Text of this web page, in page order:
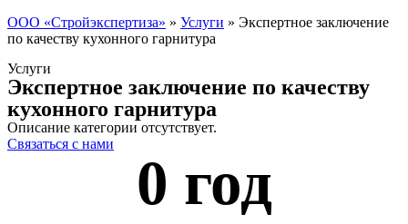
ООО «Стройэкспертиза» » Услуги » Экспертное заключение
по качеству кухонного гарнитура
Услуги
Экспертное заключение по качеству
кухонного гарнитура
Описание категории отсутствует.
Связаться с нами
0 год